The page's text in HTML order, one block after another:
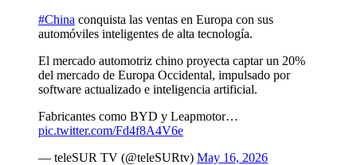
#China conquista las ventas en Europa con sus
automóviles inteligentes de alta tecnología.
El mercado automotriz chino proyecta captar un 20%
del mercado de Europa Occidental, impulsado por
software actualizado e inteligencia artificial.
Fabricantes como BYD y Leapmotor…
pic.twitter.com/Fd4f8A4V6e
— teleSUR TV (@teleSURtv) May 16, 2026